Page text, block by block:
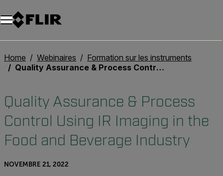
Unread messages
Modèle
Supprimer
articles
article
Ajouter au panier
Ajouté au panier
Home Webinaires
Formation sur les instruments
Quality Assurance & Process Control Using IR Imaging in the Food and Beverage Industry
Quality Assurance & Process
Control Using IR Imaging in the
Food and Beverage Industry
NOVEMBRE 21, 2022